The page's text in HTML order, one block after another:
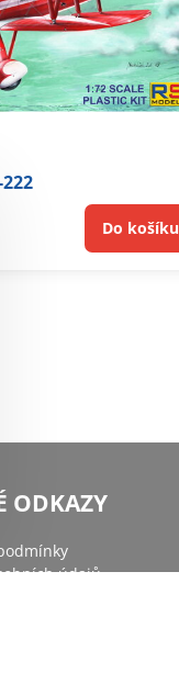
Do košíku
ODKAZY
údajů